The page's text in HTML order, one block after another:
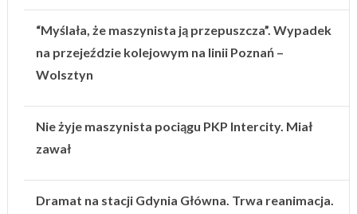
“Myślała, że maszynista ją przepuszcza”. Wypadek
na przejeździe kolejowym na linii Poznań –
Wolsztyn
Nie żyje maszynista pociągu PKP Intercity. Miał
zawał
Dramat na stacji Gdynia Główna. Trwa reanimacja.